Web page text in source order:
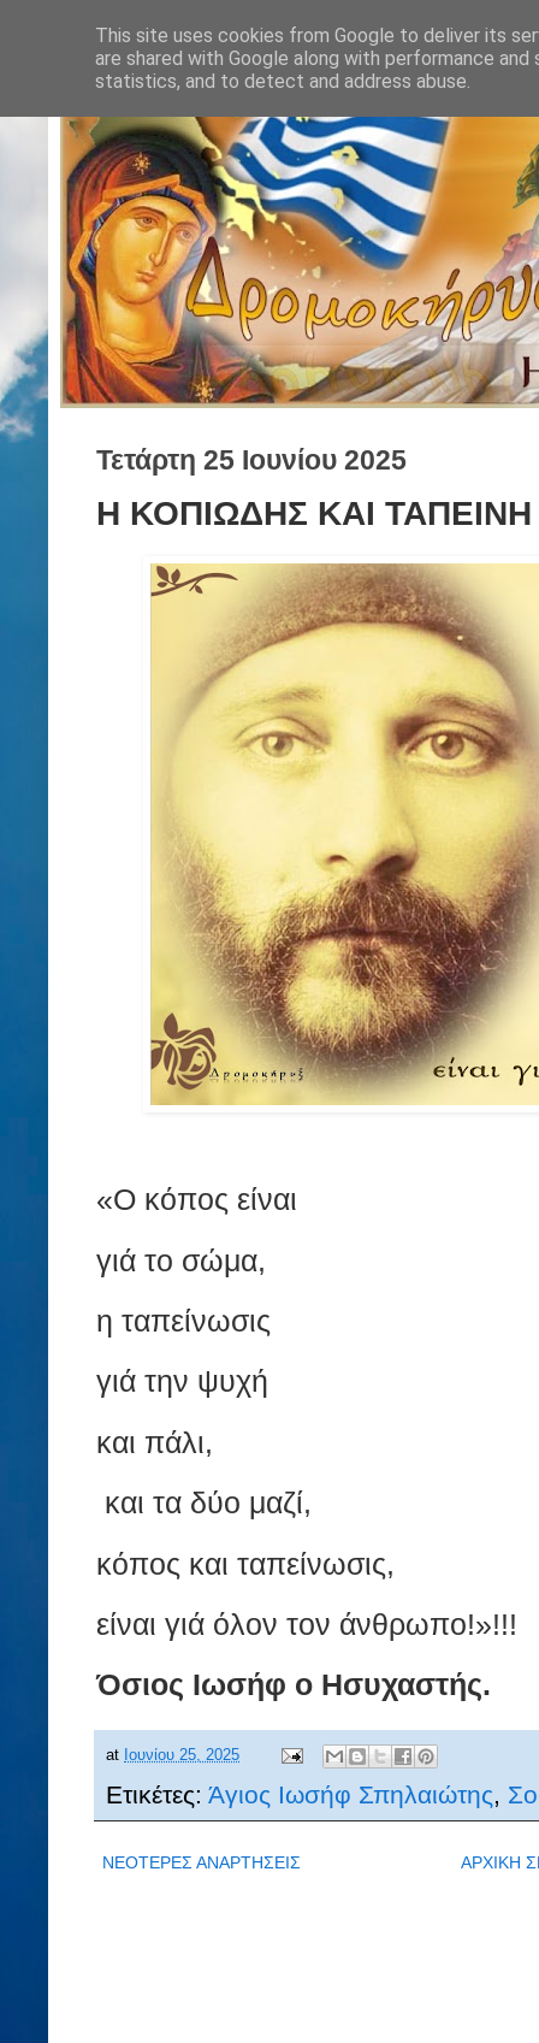
Τετάρτη 25 Ιουνίου 2025
Η ΚΟΠΙΩΔΗΣ ΚΑΙ
«Ο κόπος είναι
γιά το σώμα,
η ταπείνωσις
γιά την ψυχή
και πάλι,
και τα δύο μαζί,
κόπος και ταπείνωσις,
είναι γιά όλον τον άνθρωπο!»!!!
Όσιος Ιωσήφ ο Ησυχαστής.
at Ιουνίου 25, 2025
Ετικέτες: Άγιος Ιωσήφ Σπηλαιώτης,
ΝΕΟΤΕΡΕΣ ΑΝΑΡΤΗΣΕΙΣ ΑΡΧΙΚΗ
This site uses cookies from Google to deliver its
are shared with Google along with performance
statistics, and to detect and address abuse.